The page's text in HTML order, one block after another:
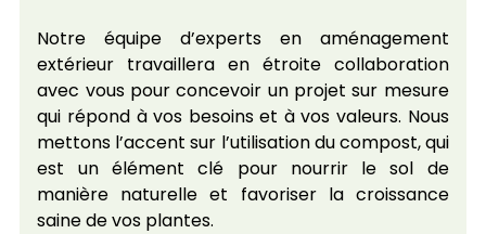
Notre équipe d’experts en aménagement
extérieur travaillera en étroite collaboration
avec vous pour concevoir un projet sur mesure
qui répond à vos besoins et à vos valeurs. Nous
mettons l’accent sur l’utilisation du compost, qui
est un élément clé pour nourrir le sol de
manière naturelle et favoriser la croissance
saine de vos plantes.